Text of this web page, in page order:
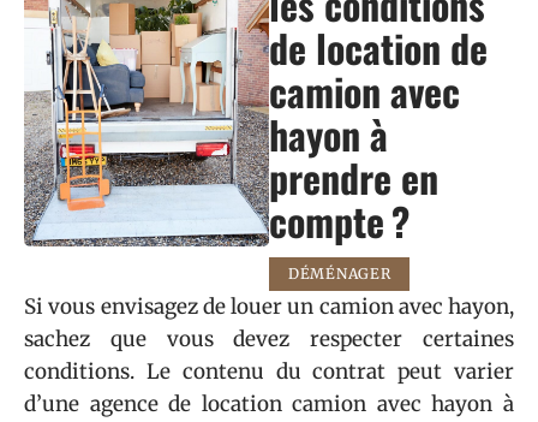
de location de
camion avec
hayon à
prendre en
compte ?
DÉMÉNAGER
Si vous envisagez de louer un camion avec hayon,
sachez que vous devez respecter certaines
conditions. Le contenu du contrat peut varier
d’une agence de location camion avec hayon à